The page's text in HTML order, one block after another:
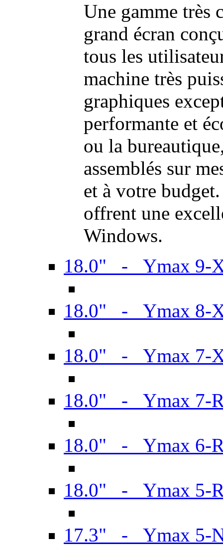
Une gamme très
grand écran
tous les
machine très
graphiques
performante et
ou la
assemblés sur
et à votre
offrent une
Windows.
18.0" - Ymax 9-
18.0" - Ymax 8-
18.0" - Ymax 7-
18.0" - Ymax 7-
18.0" - Ymax 6-
18.0" - Ymax 5-
17.3" - Ymax 5-